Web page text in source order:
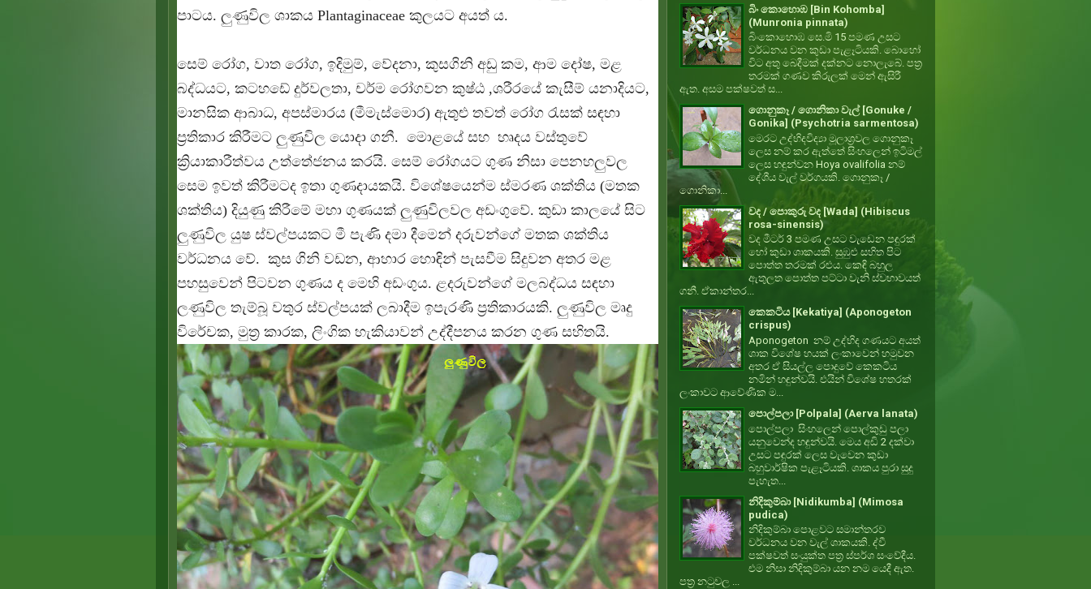
පාටය. ලුණුවිල ශාකය Plantaginaceae කුලයට අයත් ය.
සෙම් රෝග, වාත රෝග, ඉදිමුම්, වේදනා, කුසගිනි අඩු කම, ආම දෝෂ, මළ
බද්ධයට, කටහඩේ දුර්වලතා, චර්ම රෝගවන කුෂ්ඨ ,ශරීරයේ කැසීම් යනාදියට,
මානසික ආබාධ, අපස්මාරය (මීමැස්මොර) ඇතුළු තවත් රෝග රැසක් සඳහා
ප්‍රතිකාර කිරීමට ලුණුවිල යොදා ගනී. මොළයේ සහ හෘදය වස්‌තුවේ
ක්‍රියාකාරීත්වය උත්තේජනය කරයි. සෙම් රෝගයට ගුණ නිසා පෙනහලුවල
සෙම ඉවත් කිරීමටද ඉතා ගුණදායකයි. විශේෂයෙන්ම ස්‌මරණ ශක්‌තිය (මතක
ශක්‌තිය) දියුණු කිරීමේ මහා ගුණයක්‌ ලුණුවිලවල අඩංගුවේ. කුඩා කාලයේ සිට
ලුණුවිල යුෂ ස්‌වල්පයකට මී පැණි දමා දීමෙන් දරුවන්ගේ මතක ශක්‌තිය
වර්ධනය වේ. කුස ගිනි වඩන, ආහාර හොඳින් පැසවීම සිදුවන අතර මළ
පහසුවෙන් පිටවන ගුණය ද මෙහි අඩංගුය. ළදරුවන්ගේ මලබද්ධය සඳහා
ලණුවිල තැම්බූ වතුර ස්වල්පයක් ලබාදීම ඉපැරණි ප්‍රතිකාරයකි. ලුණුවිල මෘදු
විරේචක, මුත්‍ර කාරක, ලිංගික හැකියාවන් උද්දීපනය කරන ගුණ සහිතයි.
බිං කොහොඹ [Bin Kohomba]
(Munronia pinnata)
බිංකොහොඹ සෙ.මි 15 පමණ උසට
වර්ධනය වන කුඩා පැළෑටියකි. බොහෝ
විට අතු බෙදීමක් දක්නට නොලැබේ. පත්‍ර
තරමක් ගණව කිරුලක් මෙන් ඇසිරී
ඇත. අසම පක්ෂවත් ස...
ගොනුකෑ / ගොනිකා වැල් [Gonuke /
Gonika] (Psychotria sarmentosa)
මෙරට උද්භිදවිද්‍යා මූලාශ්‍රවල ගොනුකෑ
ලෙස නම් කර ඇත්තේ සිංහලෙන් ඉටිමල්
ලෙස හඳුන්වන Hoya ovalifolia නම්
දේශීය වැල් වර්ගයකි. ගොනුකෑ /
ගොනිකා...
වද / පොකුරු වද [Wada] (Hibiscus
rosa-sinensis)
වද මීටර් 3 පමණ උසට වැඩෙන පඳුරක්
හෝ කුඩා ශාකයකි. සුඹුළු සහිත පිට
පොත්ත තරමක් රළුය. කෙඳි බහුල
ඇතුලත පොත්ත පට්ටා වැනි ස්වභාවයත්
ගනී. ඒකාන්තර...
කෙකටිය [Kekatiya] (Aponogeton
crispus)
Aponogeton නම් උද්භිද ගණයට අයත්
ශාක විශේෂ හයක් ලංකාවෙන් හමුවන
අතර ඒ සියල්ල පොදුවේ කෙකටිය
නමින් හඳුන්වයි. එයින් විශේෂ හතරක්
ලංකාවට ආවේණික ම...
පොල්පලා [Polpala] (Aerva lanata)
පොල්පලා සිංහලෙන් පොල්කුඩු පලා
යනුවෙන්ද හඳුන්වයි. මෙය අඩි 2 දක්වා
උසට පඳුරක් ලෙස වැවෙන කුඩා
බහුවාර්ෂික පැළෑටියකි. ශාකය පුරා සුදු
පැහැත...
නිදිකුම්බා [Nidikumba] (Mimosa
pudica)
නිදිකුම්බා පොළවට සමාන්තරව
වර්ධනය වන වැල් ශාකයකි. ද්වී
පක්ෂවත් සංයුක්ත පත්‍ර ස්පර්ශ සංවේදීය.
එම නිසා නිදිකුම්බා යන නම යෙදී ඇත.
පත්‍ර නටුවල ...